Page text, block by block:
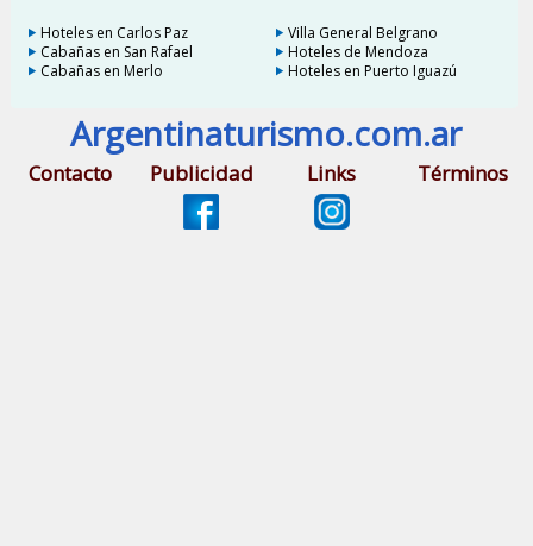
Hoteles en Carlos Paz
Villa General Belgrano
Cabañas en San Rafael
Hoteles de Mendoza
Cabañas en Merlo
Hoteles en Puerto Iguazú
Argentinaturismo.com.ar
Contacto Publicidad Links Términos